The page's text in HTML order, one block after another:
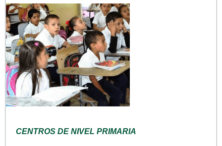
CENTROS DE NIVEL PRIMARIA